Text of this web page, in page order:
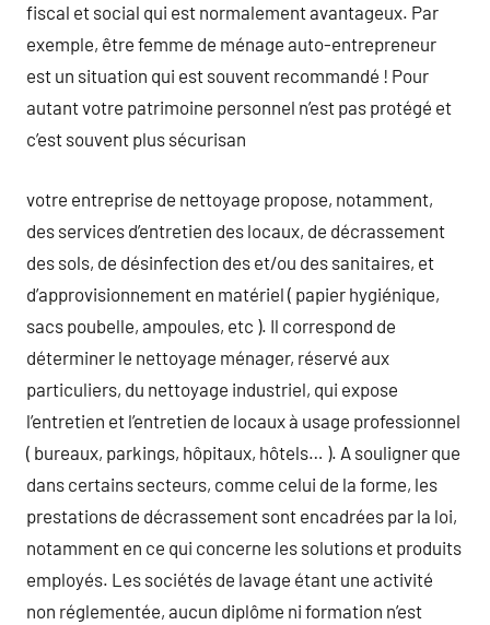
fiscal et social qui est normalement avantageux. Par
exemple, être femme de ménage auto-entrepreneur
est un situation qui est souvent recommandé ! Pour
autant votre patrimoine personnel n’est pas protégé et
c’est souvent plus sécurisan
votre entreprise de nettoyage propose, notamment,
des services d’entretien des locaux, de décrassement
des sols, de désinfection des et/ou des sanitaires, et
d’approvisionnement en matériel ( papier hygiénique,
sacs poubelle, ampoules, etc ). Il correspond de
déterminer le nettoyage ménager, réservé aux
particuliers, du nettoyage industriel, qui expose
l’entretien et l’entretien de locaux à usage professionnel
( bureaux, parkings, hôpitaux, hôtels… ). A souligner que
dans certains secteurs, comme celui de la forme, les
prestations de décrassement sont encadrées par la loi,
notamment en ce qui concerne les solutions et produits
employés. Les sociétés de lavage étant une activité
non réglementée, aucun diplôme ni formation n’est